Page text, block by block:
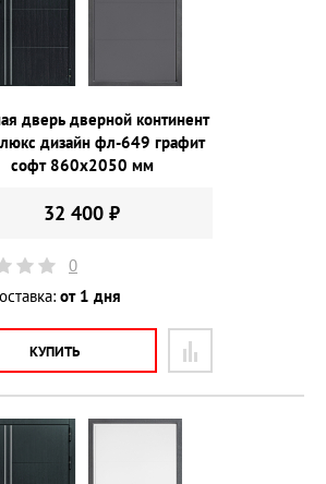
дверь дверной континент
дизайн фл-649 графит
софт 860х2050 мм
32 400 ₽
0
от 1 дня
КУПИТЬ